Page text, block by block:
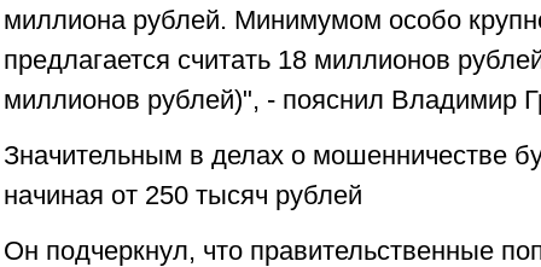
миллиона рублей. Минимумом особо
предлагается считать 18 миллионов
миллионов рублей)", - пояснил Владимир
Значительным в делах о мошенничестве
начиная от 250 тысяч рублей
Он подчеркнул, что правительственные